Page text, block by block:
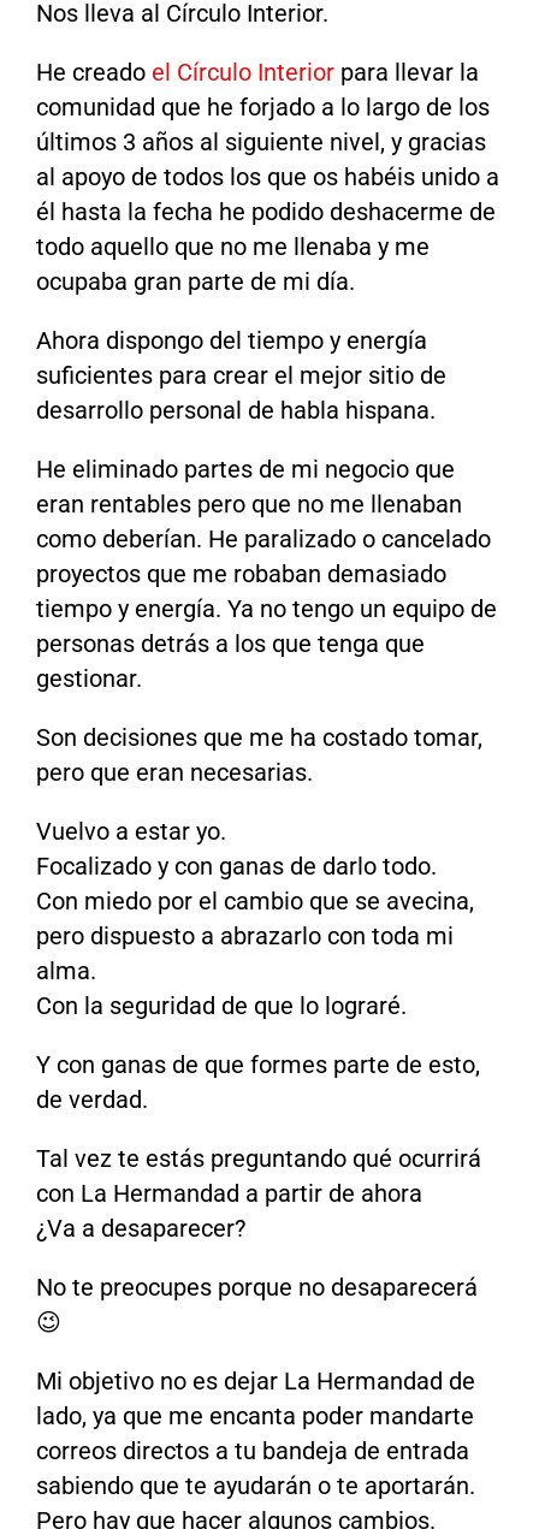
Nos lleva al Círculo Interior.
He creado el Círculo Interiorpara llevar la
comunidad que he forjado a lo largo de los
últimos 3 años al siguiente nivel, y gracias
al apoyo de todos los que os habéis unido a
él hasta la fecha he podido deshacerme de
todo aquello que no me llenaba y me
ocupaba gran parte de mi día.
Ahora dispongo del tiempo y energía
suficientes para crear el mejor sitio de
desarrollo personal de habla hispana.
He eliminado partes de mi negocio que
eran rentables pero que no me llenaban
como deberían. He paralizado o cancelado
proyectos que me robaban demasiado
tiempo y energía. Ya no tengo un equipo de
personas detrás a los que tenga que
gestionar.
Son decisiones que me ha costado tomar,
pero que eran necesarias.
Vuelvo a estar yo.
Focalizado y con ganas de darlo todo.
Con miedo por el cambio que se avecina,
pero dispuesto a abrazarlo con toda mi
alma.
Con la seguridad de que lo lograré.
Y con ganas de que formes parte de esto,
de verdad.
Tal vez te estás preguntando qué ocurrirá
con La Hermandad a partir de ahora
¿Va a desaparecer?
No te preocupes porque no desaparecerá
😉
Mi objetivo no es dejar La Hermandad de
lado, ya que me encanta poder mandarte
correos directos a tu bandeja de entrada
sabiendo que te ayudarán o te aportarán.
Pero hay que hacer algunos cambios.